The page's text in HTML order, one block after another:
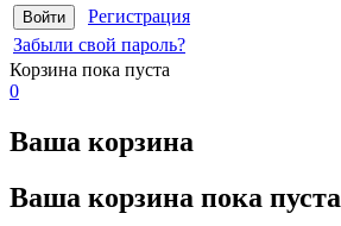
Регистрация
Забыли свой пароль?
Корзина пока пуста
0
Ваша корзина
Ваша корзина пока пуста